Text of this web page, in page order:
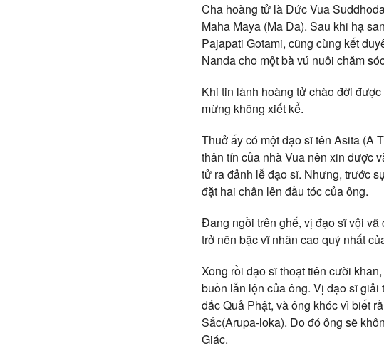
Cha hoàng tử là Đức Vua
Maha Maya (Ma Da). Sau khi hạ
Pajapati Gotami, cũng cùng kết
Nanda cho một bà vú nuôi chăm
Khi tin lành hoàng tử chào đời
mừng không xiết kể.
Thuở ấy có một đạo sĩ tên Asita (A
thân tín của nhà Vua nên xin được
tử ra đảnh lễ đạo sĩ. Nhưng, trước
đặt hai chân lên đầu tóc của ông.
Đang ngồi trên ghế, vị đạo sĩ vội vã
trở nên bậc vĩ nhân cao quý nhất
Xong rồi đạo sĩ thoạt tiên cười
buồn lẫn lộn của ông. Vị đạo sĩ
đắc Quả Phật, và ông khóc vì biết
Sắc(Arupa-loka). Do đó ông sẽ
Giác.